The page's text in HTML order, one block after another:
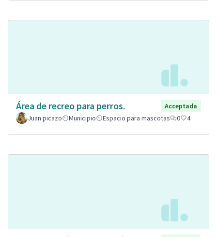
Área de recreo para perros.
Acceptada
Juan picazo
Municipio Espacio para mascotas 0 4